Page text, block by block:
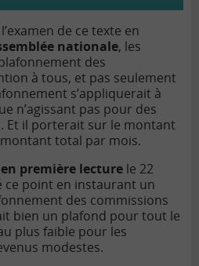
de ce texte en
nationale, les
des
à tous, et pas seulement
s’appliquerait à
n’agissant pas pour des
Et il porterait sur le montant
total par mois.
première lecture le 22
ce point en instaurant un
des commissions
bien un plafond pour tout le
plus faible pour les
modestes.